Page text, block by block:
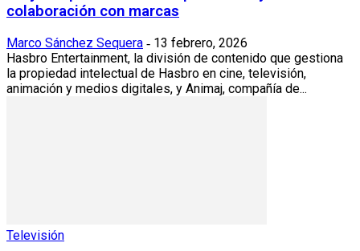
colaboración con marcas
Marco Sánchez Sequera - 13 febrero, 2026
Hasbro Entertainment, la división de contenido que gestiona
la propiedad intelectual de Hasbro en cine, televisión,
animación y medios digitales, y Animaj, compañía de...
Televisión